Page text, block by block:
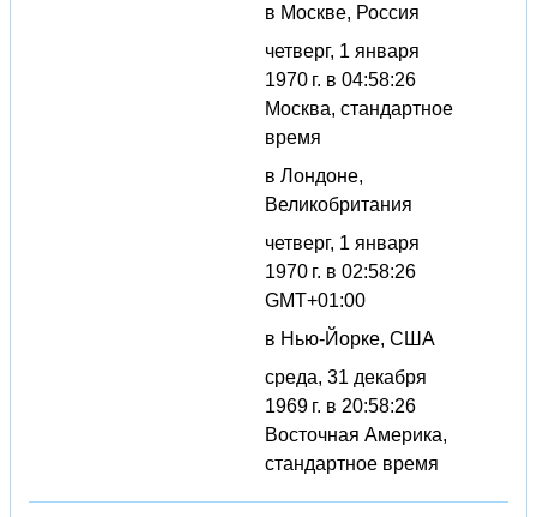
в Москве, Россия
четверг, 1 января
1970 г. в 04:58:26
Москва, стандартное
время
в Лондоне,
Великобритания
четверг, 1 января
1970 г. в 02:58:26
GMT+01:00
в Нью-Йорке, США
среда, 31 декабря
1969 г. в 20:58:26
Восточная Америка,
стандартное время